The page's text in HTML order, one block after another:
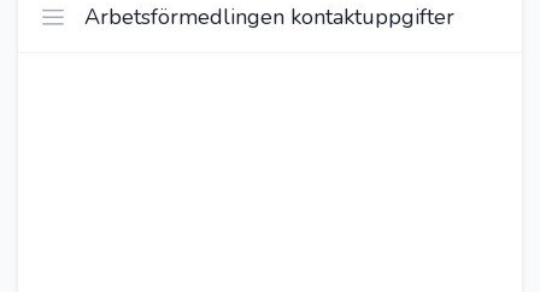
Arbetsförmedlingen kontaktuppgifter